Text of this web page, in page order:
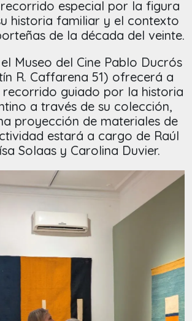
recorrido especial por la figura
historia familiar y el contexto
de la década del veinte.
Museo del Cine Pablo Ducrós
R. Caffarena 51) ofrecerá a
recorrido guiado por la historia
a través de su colección,
proyección de materiales de
estará a cargo de Raúl
Solaas y Carolina Duvier.